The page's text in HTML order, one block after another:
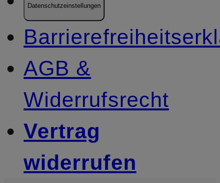
Datenschutzeinstellungen
AGB &
Widerrufsrecht
Vertrag
widerrufen